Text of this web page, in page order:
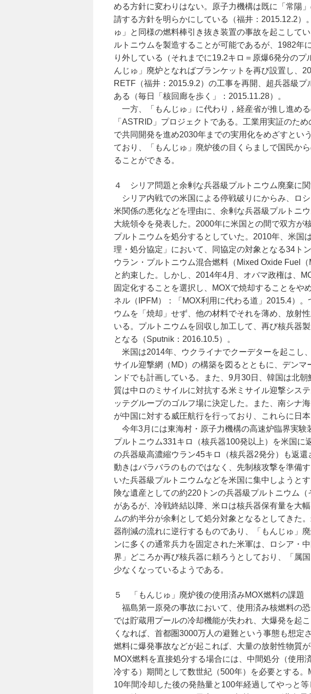
める方針に変わりはない。原子力機構は既に「常陽
請する方針を明らかにしている（福井：2015.12.2）
ゅ」と同様の燃料棒引き抜き装置の事故を起こして
ルトニウムを製造することが可能であるが、1982年
り外している（それまでに19.2キロ＝原爆6発分のプ
んじゅ」廃炉となればブランケットを再び設置し、
RETF（福井：2015.9.2）の工事を再開、超兵器級
ある（毎日「核回廊を歩く」：2015.11.28）。
一方、「もんじゅ」に代わり，経産省が推し進め
「ASTRID」プロジェクトである。工業用実証のた
で共同開発を進め2030年までの実用化をめざすとい
ており、「もんじゅ」廃炉後の目くらましで国民か
ることができる。
４ シリア問題と余剰な兵器級プルトニウム廃棄に
シリア内戦での米国による停戦破りにからみ、ロ
米関係の悪化などを理由に、余剰な兵器級プルトニ
大統領令を発表した。2000年に米国との間で双方が
プルトニウムを処分するとしていた。2010年、米国
理・処分協定」において、同協定の対象となる34ト
ウラン・プルトニウム混合燃料（Mixed Oxide Fuel
と約束した。しかし、2014年4月、オバマ政権は、
固定化することを選択し、MOXで焼却することをや
ネル（IPFM）：「MOX利用に代わる道」2015.4）
ウムを「焼却」せず、他の材料でそれを薄め、放射
いる。プルトニウムを回収し加工して、再び核兵器
となる（Sputnik：2016.10.5）。
米国は2014年、ウクライナでクーデターを起こし
サイル迎撃網（MD）の構築を図るとともに、デンマ
ンドでも計画している。また、9月30日、韓国は北
質は中ロのミサイルに対抗する米ミサイル迎撃シス
ッテグループのゴルフ場に決定した。また、南シナ
が中国に対する威圧航行を行っており、これらに日本
今年3月には東海村・原子力機構の高速炉臨界実験
プルトニウム331キロ（核兵器100発以上）を米国に
の兵器級高濃縮ウラン45キロ（核兵器2発分）も返
動きはバラバラのものではなく、先制核攻撃を準備
いた兵器級プルトニウムなどを米国に集中しようと
険な遺産としての約220トンの兵器級プルトニウム（
があるが、冷戦終結以降、米ロは核兵器保有量を大
ムの約半分が余剰として処分対象となるとしてきた
器削減の流れに逆行するものであり、「もんじゅ」
ンに多くの通常兵力を固定された米軍は、ロシア・
界」どころか再び核兵器に頼ろうとしており、「属
少なくなっているようである。
５ 「もんじゅ」廃炉後の使用済みMOX燃料の課題
福島第一原発の事故において、使用済み核燃料の
では貯蔵用プールの冷却機能が失われ、大爆発を起
くなれば、首都圏3000万人の避難という事態も想定
燃料に爆発事故などが起これば、大量の放射性物質
MOX燃料を直接処分する場合には、中間処分（使用
冷する）期間として数世紀（500年）を必要とする
10年間冷却した後の発熱量と100年経過してやっと